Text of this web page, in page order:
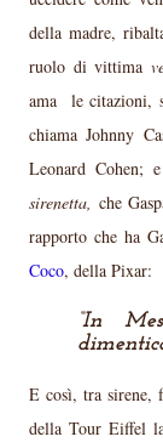
della madre,
ruolo di vittima
ama le citazioni,
chiama Johnny
Leonard Cohen;
sirenetta, che
rapporto che ha
Coco, della Pixar:
In
E così, tra sirene,
della Tour Eiffel